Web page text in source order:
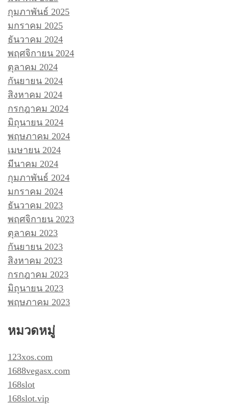
กุมภาพันธ์ 2025
มกราคม 2025
ธันวาคม 2024
พฤศจิกายน 2024
ตุลาคม 2024
กันยายน 2024
สิงหาคม 2024
กรกฎาคม 2024
มิถุนายน 2024
พฤษภาคม 2024
เมษายน 2024
มีนาคม 2024
กุมภาพันธ์ 2024
มกราคม 2024
ธันวาคม 2023
พฤศจิกายน 2023
ตุลาคม 2023
กันยายน 2023
สิงหาคม 2023
กรกฎาคม 2023
มิถุนายน 2023
พฤษภาคม 2023
หมวดหมู่
123xos.com
1688vegasx.com
168slot
168slot.vip